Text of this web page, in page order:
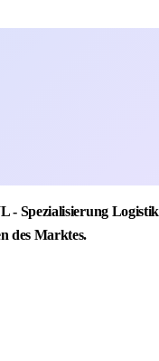
Spezialisierung
des Marktes.